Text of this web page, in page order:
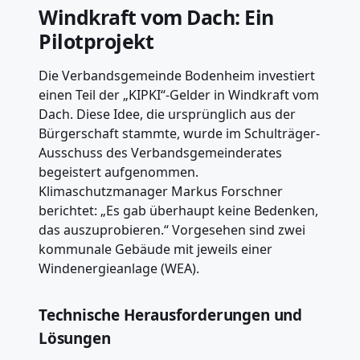
Windkraft vom Dach: Ein
Pilotprojekt
Die Verbandsgemeinde Bodenheim investiert
einen Teil der „KIPKI“-Gelder in Windkraft vom
Dach. Diese Idee, die ursprünglich aus der
Bürgerschaft stammte, wurde im Schulträger-
Ausschuss des Verbandsgemeinderates
begeistert aufgenommen.
Klimaschutzmanager Markus Forschner
berichtet: „Es gab überhaupt keine Bedenken,
das auszuprobieren.“ Vorgesehen sind zwei
kommunale Gebäude mit jeweils einer
Windenergieanlage (WEA).
Technische Herausforderungen und
Lösungen